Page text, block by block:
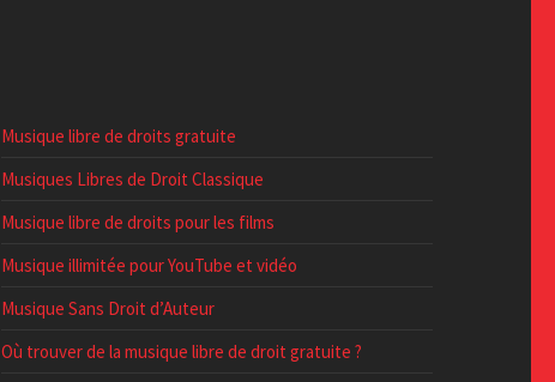
Musique libre de droits gratuite
Musiques Libres de Droit Classique
Musique libre de droits pour les films
Musique illimitée pour YouTube et vidéo
Musique Sans Droit d’Auteur
Où trouver de la musique libre de droit gratuite ?